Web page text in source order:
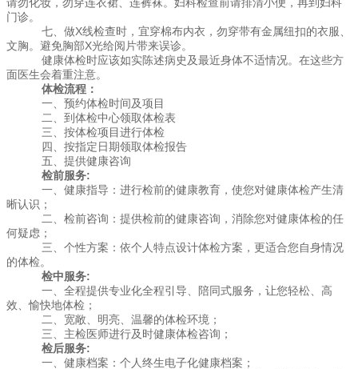
门诊。
七、做X线检查时，宜穿棉布内衣，勿穿带有金属纽扣的衣服、
文胸。避免胸部X光给阅片带来误诊。
健康体检时应该如实陈述病史及最近身体不适情况。在这些方
面医生会着重注意。
体检流程：
一、预约体检时间及项目
二、到体检中心领取体检表
三、按体检项目进行体检
四、按指定日期领取体检报告
五、提供健康咨询
检前服务:
一、健康指导：进行检前的健康教育，使您对健康体检产生清
晰认识；
二、检前咨询：提供检前的健康咨询，消除您对健康体检的任
何疑虑；
三、个性方案：依个人特点设计体检方案，更适合您自身情况
的体检。
检中服务:
一、全程提供专业化全程引导、陪同式服务，让您轻松、高
效、愉快地体检；
二、宽敞、明亮、温馨的体检环境；
三、主检医师进行及时健康体检咨询；
检后服务:
一、健康档案：个人终生电子化健康档案；